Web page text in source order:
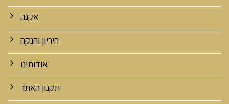
אקנה
היריון והנקה
אודותינו
תקנון האתר